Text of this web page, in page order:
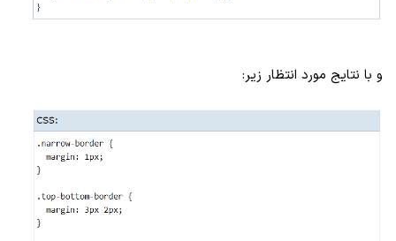
و با نتایج مورد انتظار زیر: